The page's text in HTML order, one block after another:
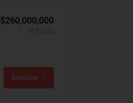
$260,000,000
Detalles